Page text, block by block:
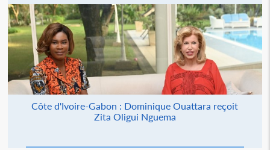
Côte d'Ivoire-Gabon : Dominique Ouattara reçoit
Zita Oligui Nguema